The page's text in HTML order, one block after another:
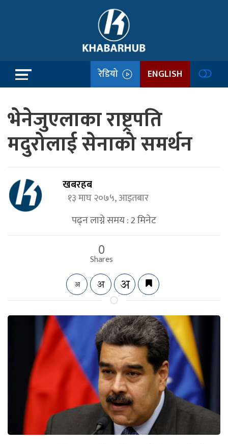
रेडियो ENGLISH
भेनेजुएलाका राष्ट्रपति
मदुरोलाई सेनाको समर्थन
खबरहब
१३ माघ २०७५, आइतबार
पढ्न लाग्ने समय :2मिनेट
0
Shares